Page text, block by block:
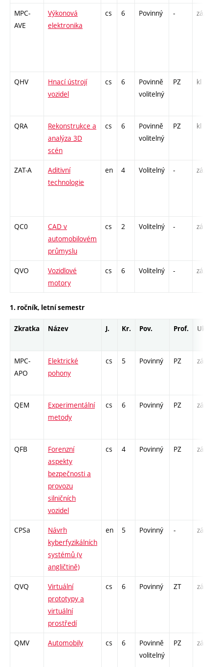
MPC-
AVE
Výkonová
elektronika
cs 6 Povinný - zá,zk
QHV
Hnací ústrojí
vozidel
cs 6
Povinně
volitelný
PZ kl
QRA
Rekonstrukce a
analýza 3D
scén
cs 6
Povinně
volitelný
PZ kl
ZAT-A
Aditivní
technologie
en 4 Volitelný - zá,zk
QC0
CAD v
automobilovém
průmyslu
cs 2 Volitelný - zá
QVO
Vozidlové
motory
cs 6 Volitelný - zá,zk
1. ročník, letní semestr
Zkratka Název J. Kr. Pov. Prof. Uk.
MPC-
APO
Elektrické
pohony
cs 5 Povinný PZ zá,zk
QEM
Experimentální
metody
cs 6 Povinný PZ zá,zk
QFB
Forenzní
aspekty
bezpečnosti a
provozu
silničních
vozidel
cs 4 Povinný PZ zá,zk
CPSa
Návrh
kyberfyzikálních
systémů (v
angličtině)
en 5 Povinný - zá,zk
QVQ
Virtuální
prototypy a
virtuální
prostředí
cs 6 Povinný ZT zá,zk
QMV Automobily cs 6
Povinně
volitelný
PZ zá,zk